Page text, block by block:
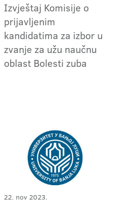
Izvještaj Komisije o
prijavljenim
kandidatima za izbor u
zvanje za užu naučnu
oblast Bolesti zuba
22. nov 2023.